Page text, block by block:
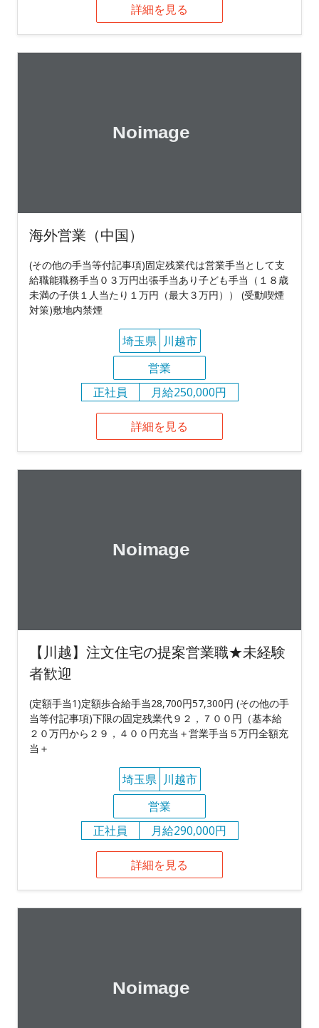
詳細を見る
海外営業（中国）
(その他の手当等付記事項)固定残業代は営業手当として支
給職能職務手当０３万円出張手当あり子ども手当（１８歳
未満の子供１人当たり１万円（最大３万円）） (受動喫煙
対策)敷地内禁煙
埼玉県 川越市
営業
正社員
月給250,000円
詳細を見る
【川越】注文住宅の提案営業職★未経験
者歓迎
(定額手当1)定額歩合給手当28,700円57,300円 (その他の手
当等付記事項)下限の固定残業代９２，７００円（基本給
２０万円から２９，４００円充当＋営業手当５万円全額充
当＋
埼玉県 川越市
営業
正社員
月給290,000円
詳細を見る